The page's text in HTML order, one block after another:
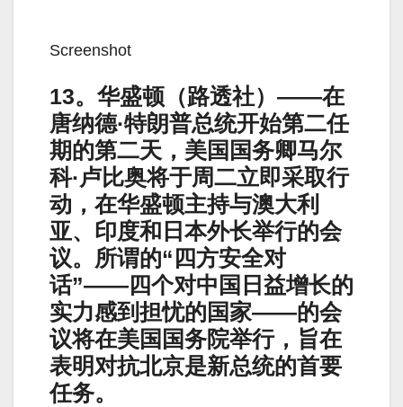
Screenshot
13。华盛顿（路透社）——在
唐纳德·特朗普总统开始第二任
期的第二天，美国国务卿马尔
科·卢比奥将于周二立即采取行
动，在华盛顿主持与澳大利
亚、印度和日本外长举行的会
议。所谓的“四方安全对
话”——四个对中国日益增长的
实力感到担忧的国家——的会
议将在美国国务院举行，旨在
表明对抗北京是新总统的首要
任务。